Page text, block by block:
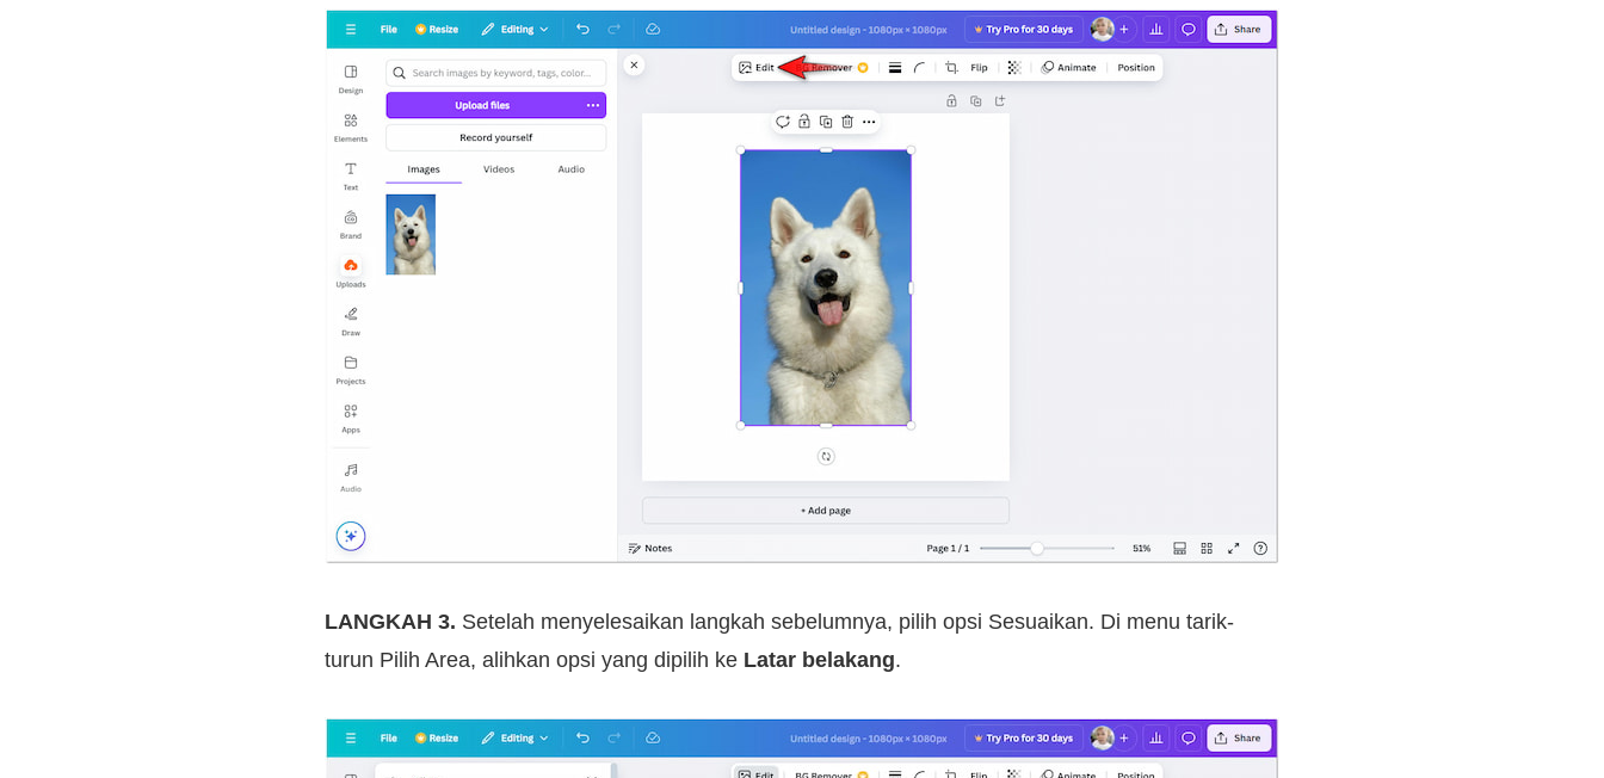
LANGKAH 3. Setelah menyelesaikan langkah sebelumnya, pilih opsi Sesuaikan. Di menu tarik-
turun Pilih Area, alihkan opsi yang dipilih ke Latar belakang.